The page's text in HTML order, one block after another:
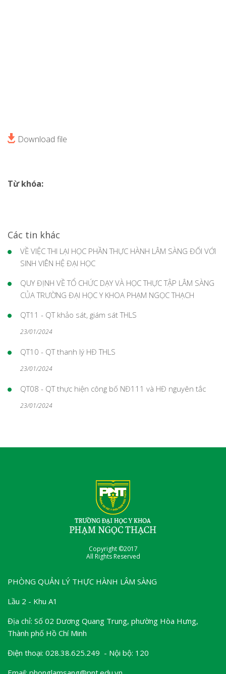
Download file
Từ khóa:
Các tin khác
VỀ VIỆC THI LẠI HỌC PHẦN THỰC HÀNH LÂM SÀNG ĐỐI VỚI
SINH VIÊN HỆ ĐẠI HỌC
QUY ĐỊNH VỀ TỔ CHỨC DẠY VÀ HỌC THỰC TẬP LÂM SÀNG
CỦA TRƯỜNG ĐẠI HỌC Y KHOA PHẠM NGỌC THẠCH
QT11 - QT khảo sát, giám sát THLS
23/01/2024
QT10 - QT thanh lý HĐ THLS
23/01/2024
QT08 - QT thực hiện công bố NĐ111 và HĐ nguyên tắc
23/01/2024
Copyright ©2017
All Rights Reserved
PHÒNG QUẢN LÝ THỰC HÀNH LÂM SÀNG
Lầu 2 - Khu A1
Địa chỉ: Số 02 Dương Quang Trung, phường Hòa Hưng,
Thành phố Hồ Chí Minh
Điện thoại: 028.38.625.249 - Nội bộ: 120